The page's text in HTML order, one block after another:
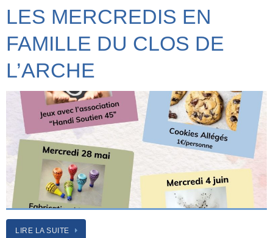
LES MERCREDIS EN
FAMILLE DU CLOS DE
L’ARCHE
LIRE LA SUITE